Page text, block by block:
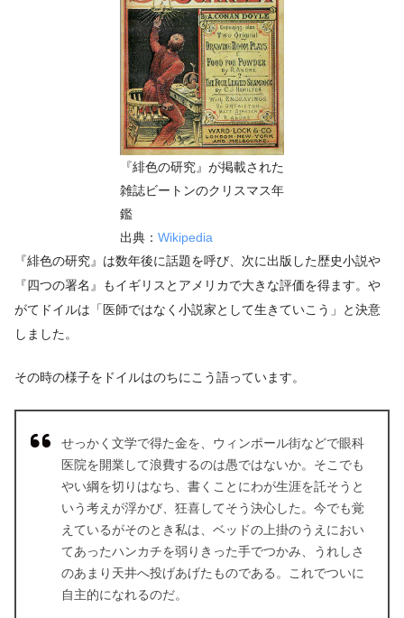
『緋色の研究』が掲載された
雑誌ビートンのクリスマス年
鑑
出典： Wikipedia
『緋色の研究』は数年後に話題を呼び、次に出版した歴史小説や
『四つの署名』もイギリスとアメリカで大きな評価を得ます。や
がてドイルは「医師ではなく小説家として生きていこう」と決意
しました。
その時の様子をドイルはのちにこう語っています。
せっかく文学で得た金を、ウィンポール街などで眼科
医院を開業して浪費するのは愚ではないか。そこでも
やい綱を切りはなち、書くことにわが生涯を託そうと
いう考えが浮かび、狂喜してそう決心した。今でも覚
えているがそのとき私は、ベッドの上掛のうえにおい
てあったハンカチを弱りきった手でつかみ、うれしさ
のあまり天井へ投げあげたものである。これでついに
自主的になれるのだ。